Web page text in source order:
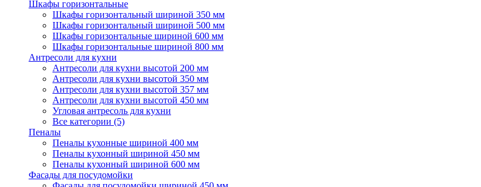
Шкафы горизонтальные
Шкафы горизонтальный шириной 350 мм
Шкафы горизонтальный шириной 500 мм
Шкафы горизонтальные шириной 600 мм
Шкафы горизонтальные шириной 800 мм
Антресоли для кухни
Антресоли для кухни высотой 200 мм
Антресоли для кухни высотой 350 мм
Антресоли для кухни высотой 357 мм
Антресоли для кухни высотой 450 мм
Угловая антресоль для кухни
Все категории (5)
Пеналы
Пеналы кухонные шириной 400 мм
Пеналы кухонный шириной 450 мм
Пеналы кухонный шириной 600 мм
Фасады для посудомойки